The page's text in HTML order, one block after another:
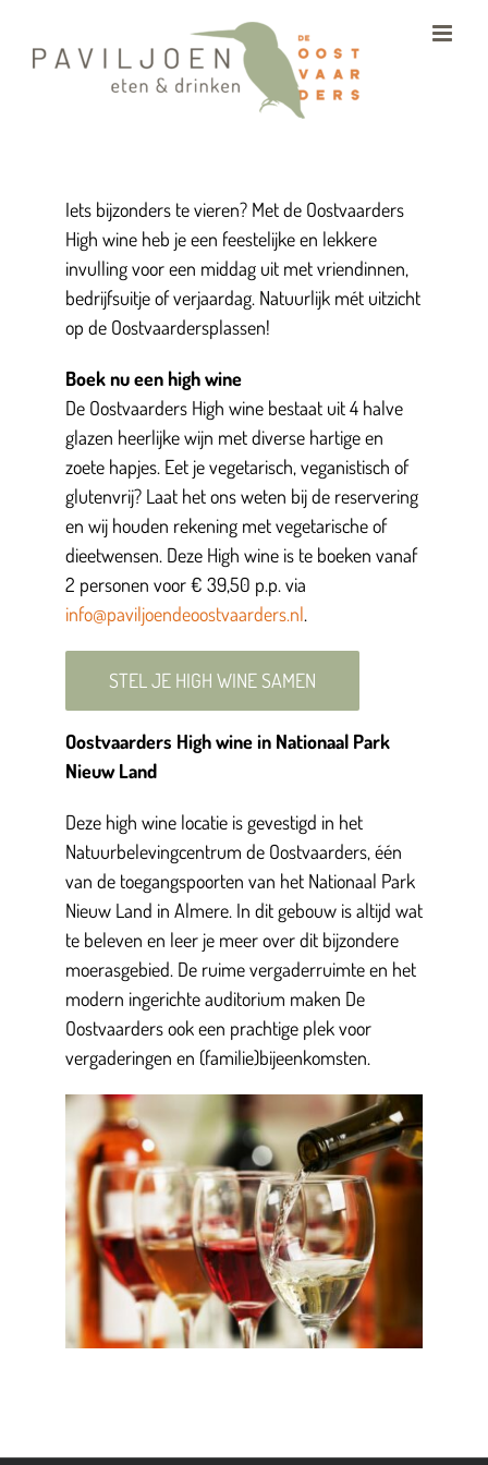
inhoud
Iets bijzonders te vieren? Met de Oostvaarders
High wine heb je een feestelijke en lekkere
invulling voor een middag uit met vriendinnen,
bedrijfsuitje of verjaardag. Natuurlijk mét uitzicht
op de Oostvaardersplassen!
Boek nu een high wine
De Oostvaarders High wine bestaat uit 4 halve
glazen heerlijke wijn met diverse hartige en
zoete hapjes. Eet je vegetarisch, veganistisch of
glutenvrij? Laat het ons weten bij de reservering
en wij houden rekening met vegetarische of
dieetwensen. Deze High wine is te boeken vanaf
2 personen voor € 39,50 p.p. via
info@paviljoendeoostvaarders.nl.
STEL JE HIGH WINE SAMEN
Oostvaarders High wine in Nationaal Park
Nieuw Land
Deze high wine locatie is gevestigd in het
Natuurbelevingcentrum de Oostvaarders, één
van de toegangspoorten van het Nationaal Park
Nieuw Land in Almere. In dit gebouw is altijd wat
te beleven en leer je meer over dit bijzondere
moerasgebied. De ruime vergaderruimte en het
modern ingerichte auditorium maken De
Oostvaarders ook een prachtige plek voor
vergaderingen en (familie)bijeenkomsten.